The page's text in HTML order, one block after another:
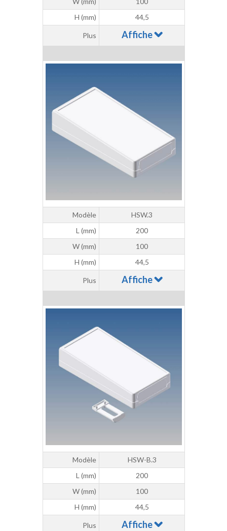
H (mm)
44,5
Plus Affiche
Modèle
HSW.3
L (mm)
200
W (mm)
100
H (mm)
44,5
Plus Affiche
Modèle
HSW-B.3
L (mm)
200
W (mm)
100
H (mm)
44,5
Plus Affiche